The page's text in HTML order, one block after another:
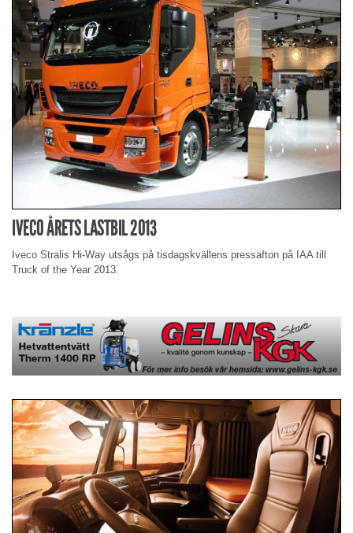
IVECO ÅRETS LASTBIL 2013
Iveco Stralis Hi-Way utsågs på tisdagskvällens pressafton på IAA till
Truck of the Year 2013.